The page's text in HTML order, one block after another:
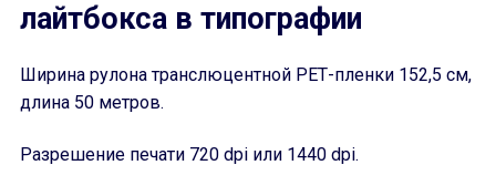
лайтбокса в типографии
Ширина рулона транслюцентной РЕТ-пленки 152,5 см,
длина 50 метров.
Разрешение печати 720 dpi или 1440 dpi.